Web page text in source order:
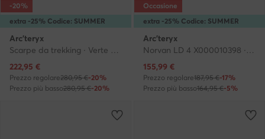
extra -25% Codice: SUMMER
-20%
Arc'teryx
Scarpe da trekking · Verte Alpine Gtx GORE-TEX X000009602 · Nero
Prezzo attuale
222,95 €
Prezzo regolare280,95 €-20%
Prezzo più basso280,95 €-20%
extra -25% Codice: SUMMER
Occasione
Arc'teryx
Norvan LD 4 X000010398 · Scarpe running
Prezzo attuale
155,99 €
Prezzo regolare187,95 €-17%
Prezzo più basso164,95 €-5%